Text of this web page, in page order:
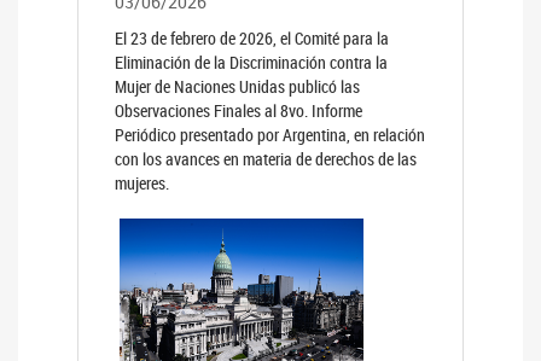
El 23 de febrero de 2026, el Comité para la
Eliminación de la Discriminación contra la
Mujer de Naciones Unidas publicó las
Observaciones Finales al 8vo. Informe
Periódico presentado por Argentina, en relación
con los avances en materia de derechos de las
mujeres.